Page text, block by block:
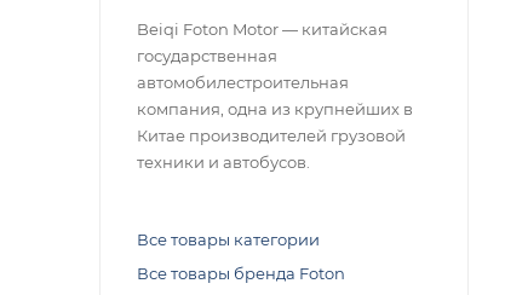
Beiqi Foton Motor — китайская
государственная
автомобилестроительная
компания, одна из крупнейших в
Китае производителей грузовой
техники и автобусов.
Все товары категории
Все товары бренда Foton